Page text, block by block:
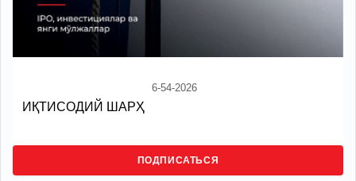
6-54-2026
ИҚТИСОДИЙ ШАРҲ
ПОДПИСАТЬСЯ